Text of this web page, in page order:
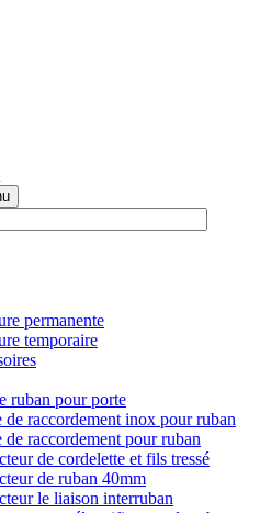
permanente
temporaire
ruban pour porte
de raccordement inox pour ruban
de raccordement pour ruban
de cordelette et fils tressé
de ruban 40mm
le liaison interruban